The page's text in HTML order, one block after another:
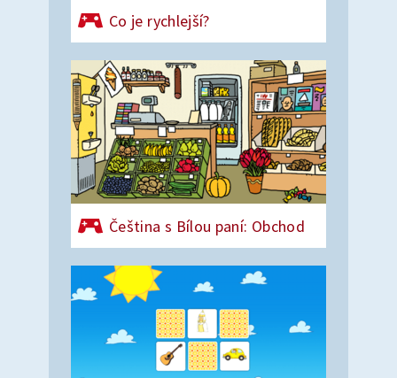
Co je rychlejší?
Čeština s Bílou paní: Obchod